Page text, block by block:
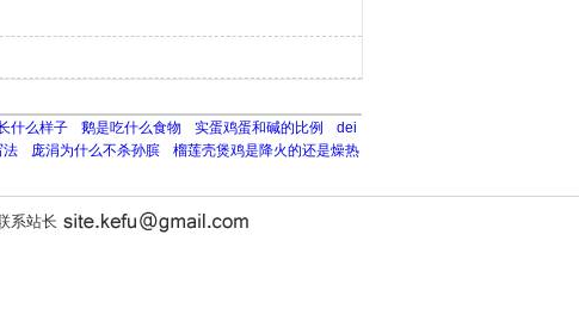
什么样子 鹅是吃什么食物 实蛋鸡蛋和碱的比例
dei
法 庞涓为什么不杀孙膑
榴莲壳煲鸡是降火的还是燥热
系站长